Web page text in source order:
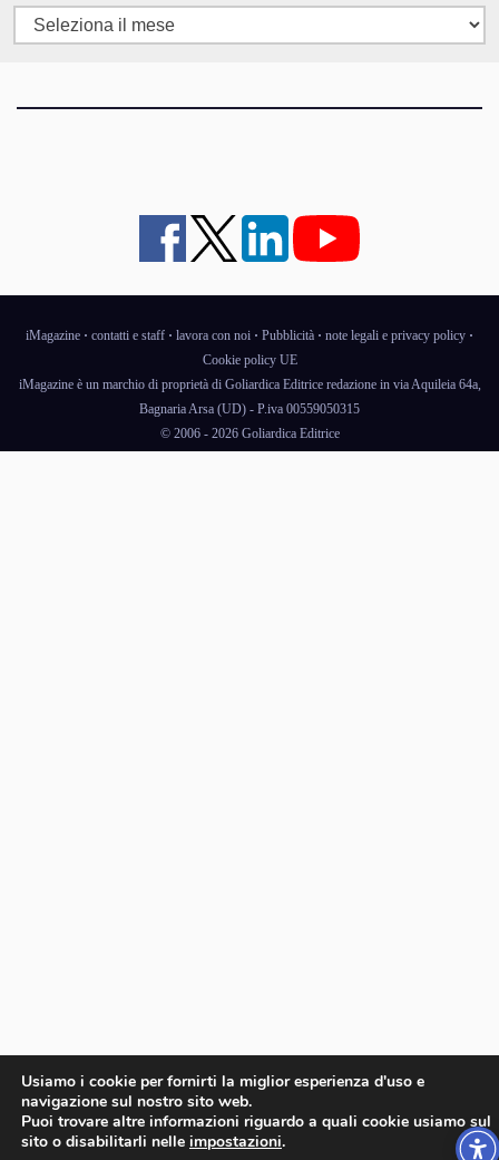
Archivio
articoli
iMagazine · contatti e staff · lavora con noi · Pubblicità · note legali e privacy policy ·
Cookie policy UE
iMagazine è un marchio di proprietà di Goliardica Editrice redazione in via Aquileia 64a,
Bagnaria Arsa (UD) - P.iva 00559050315
© 2006 - 2026 Goliardica Editrice
Usiamo i cookie per fornirti la miglior esperienza d'uso e
navigazione sul nostro sito web.
Puoi trovare altre informazioni riguardo a quali cookie usiamo sul
sito o disabilitarli nelle impostazioni.